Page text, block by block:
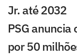
Jr. até 2032
PSG
por 50